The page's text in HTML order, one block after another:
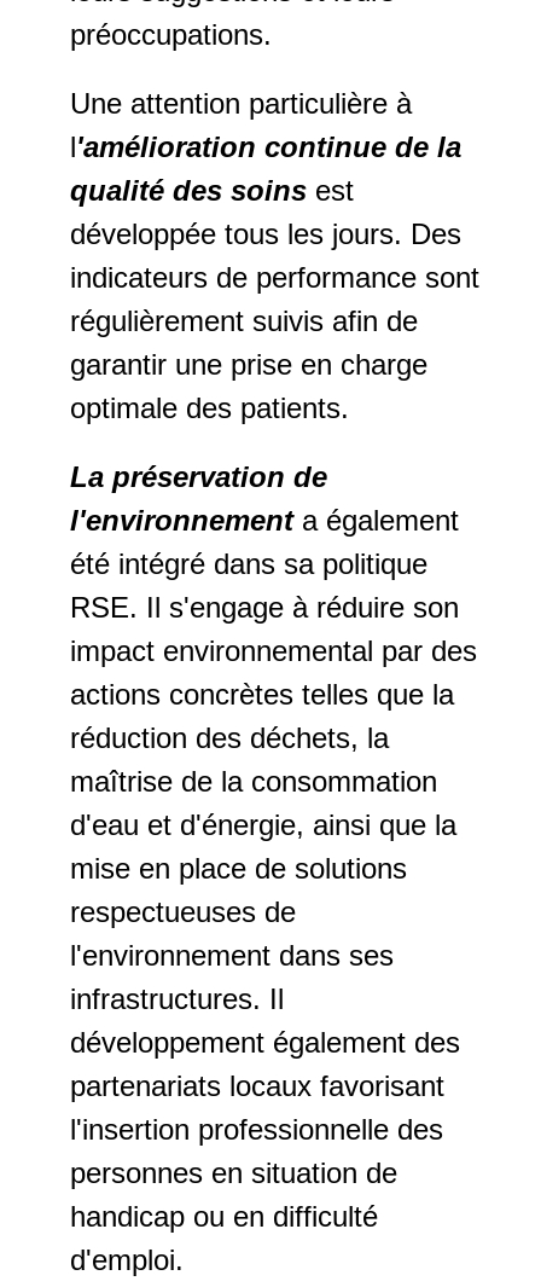
préoccupations.
Une attention particulière à
l'amélioration continue de la
qualité des soins est
développée tous les jours. Des
indicateurs de performance sont
régulièrement suivis afin de
garantir une prise en charge
optimale des patients.
La préservation de
l'environnement a également
été intégré dans sa politique
RSE. Il s'engage à réduire son
impact environnemental par des
actions concrètes telles que la
réduction des déchets, la
maîtrise de la consommation
d'eau et d'énergie, ainsi que la
mise en place de solutions
respectueuses de
l'environnement dans ses
infrastructures. Il
développement également des
partenariats locaux favorisant
l'insertion professionnelle des
personnes en situation de
handicap ou en difficulté
d'emploi.